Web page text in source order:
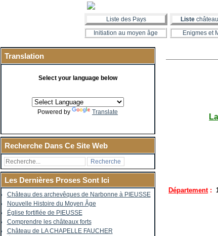
Liste des Pays Liste
Initiation au moyen âge
Enigmes et
Translation
Select your language below
Powered by Translate
Recherche Dans Ce Site Web
Les Dernières Proses Sont Ici
Château des archevêques de Narbonne à PIEUSSE
Nouvelle Histoire du Moyen Âge
Église fortifiée de PIEUSSE
Comprendre les châteaux forts
Château de LA CHAPELLE FAUCHER
Département: